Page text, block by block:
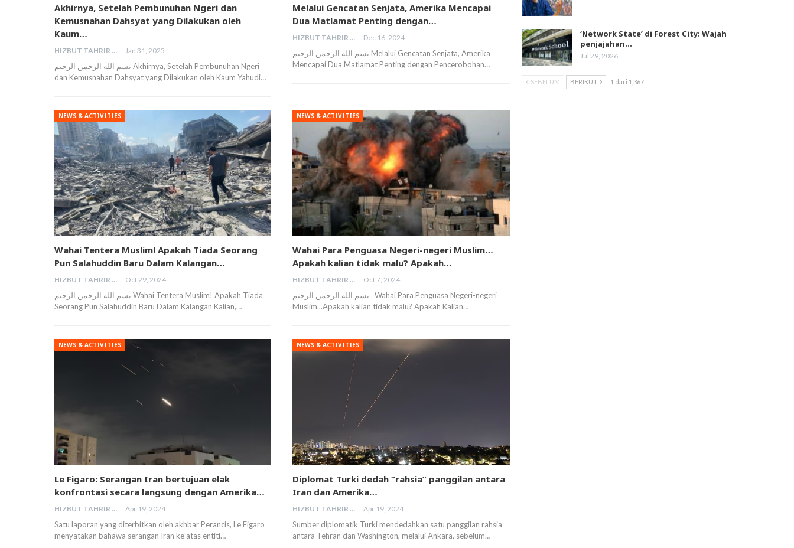
Akhirnya, Setelah Pembunuhan Ngeri dan
Kemusnahan Dahsyat yang Dilakukan oleh
Kaum…
HIZBUT TAHRIR MALAYSIA Jan 31, 2025
بسم الله الرحمن الرحيم Akhirnya, Setelah Pembunuhan Ngeri
dan Kemusnahan Dahsyat yang Dilakukan oleh Kaum Yahudi…
Melalui Gencatan Senjata, Amerika Mencapai
Dua Matlamat Penting dengan…
HIZBUT TAHRIR MALAYSIA Dec 16, 2024
بسم الله الرحمن الرحيم Melalui Gencatan Senjata, Amerika
Mencapai Dua Matlamat Penting dengan Pencerobohan…
NEWS & ACTIVITIES
Wahai Tentera Muslim! Apakah Tiada Seorang
Pun Salahuddin Baru Dalam Kalangan…
HIZBUT TAHRIR MALAYSIA Oct 29, 2024
بسم الله الرحمن الرحيم Wahai Tentera Muslim! Apakah Tiada
Seorang Pun Salahuddin Baru Dalam Kalangan Kalian,…
NEWS & ACTIVITIES
Wahai Para Penguasa Negeri-negeri Muslim…
Apakah kalian tidak malu? Apakah…
HIZBUT TAHRIR MALAYSIA Oct 7, 2024
بسم الله الرحمن الرحيم Wahai Para Penguasa Negeri-negeri
Muslim...Apakah kalian tidak malu? Apakah Kalian…
NEWS & ACTIVITIES
Le Figaro: Serangan Iran bertujuan elak
konfrontasi secara langsung dengan Amerika…
HIZBUT TAHRIR MALAYSIA Apr 19, 2024
Satu laporan yang diterbitkan oleh akhbar Perancis, Le Figaro
menyatakan bahawa serangan Iran ke atas entiti…
NEWS & ACTIVITIES
Diplomat Turki dedah “rahsia” panggilan antara
Iran dan Amerika…
HIZBUT TAHRIR MALAYSIA Apr 19, 2024
Sumber diplomatik Turki mendedahkan satu panggilan rahsia
antara Tehran dan Washington, melalui Ankara, sebelum…
‘Network State’ di Forest City: Wajah
penjajahan…
Jul 29, 2026
SEBELUM BERIKUT 1 dari 1,367